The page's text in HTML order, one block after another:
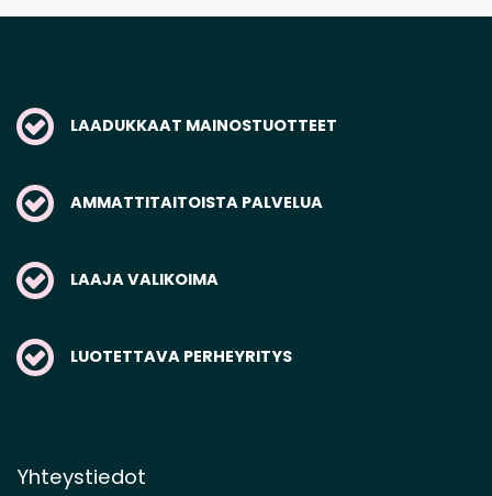
LAADUKKAAT MAINOSTUOTTEET
AMMATTITAITOISTA PALVELUA
LAAJA VALIKOIMA
LUOTETTAVA PERHEYRITYS
Yhteystiedot